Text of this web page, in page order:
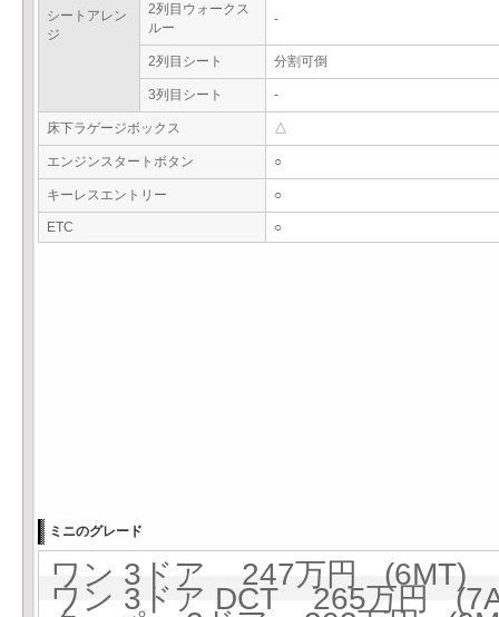
シートアレン
ジ
2列目ウォークス
ルー
-
2列目シート 分割可倒
3列目シート -
床下ラゲージボックス △
エンジンスタートボタン ○
キーレスエントリー ○
ETC ○
ミニのグレード
ワン 3ドア 247万円 (6MT)
ワン 3ドア DCT 265万円